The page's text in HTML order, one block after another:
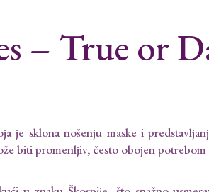
– True or
je sklona nošenju maske i
biti promenljiv, često obojen